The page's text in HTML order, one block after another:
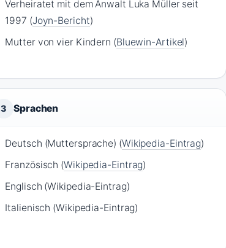
Verheiratet mit dem Anwalt Luka Müller seit
1997 (Joyn-Bericht)
Mutter von vier Kindern (Bluewin-Artikel)
3 Sprachen
Deutsch (Muttersprache) (Wikipedia-Eintrag)
Französisch (Wikipedia-Eintrag)
Englisch (Wikipedia-Eintrag)
Italienisch (Wikipedia-Eintrag)